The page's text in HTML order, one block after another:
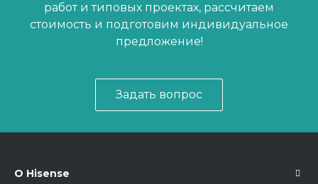
работ и типовых проектах, рассчитаем
стоимость и подготовим индивидуальное
предложение!
Задать вопрос
О Hisense